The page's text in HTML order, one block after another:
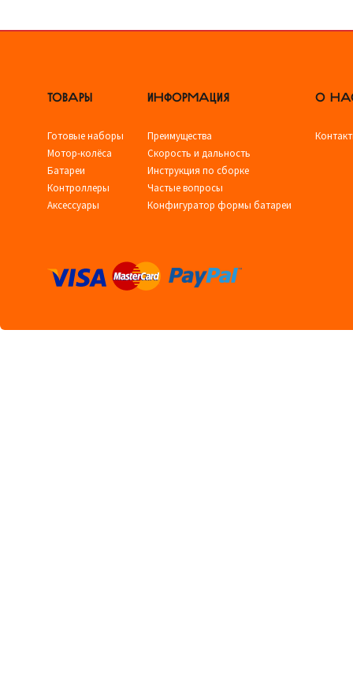
ТОВАРЫ
Готовые наборы
Мотор-колёса
Батареи
Контроллеры
Аксессуары
ИНФОРМАЦИЯ
Преимущества
Скорость и дальность
Инструкция по сборке
Частые вопросы
Конфигуратор формы батареи
О